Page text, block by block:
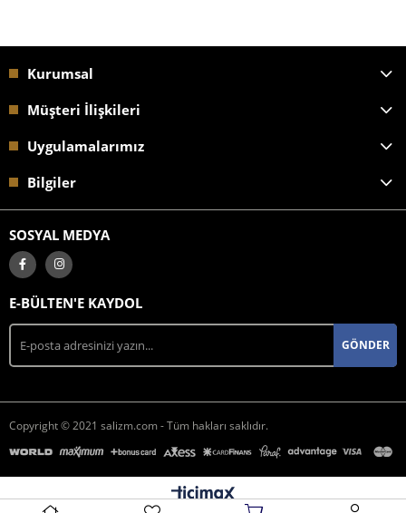
Kurumsal
Müşteri İlişkileri
Uygulamalarımız
Bilgiler
SOSYAL MEDYA
E-BÜLTEN'E KAYDOL
GÖNDER
Copyright © 2021 salizm.com - Tüm hakları saklıdır.